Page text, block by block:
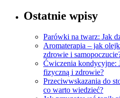
Ostatnie wpisy
Parówki na twarz: Jak
Aromaterapia – jak
zdrowie i
Ćwiczenia kondycyjne:
fizyczną i zdrowie?
Przeciwwskazania do
co warto wiedzieć?